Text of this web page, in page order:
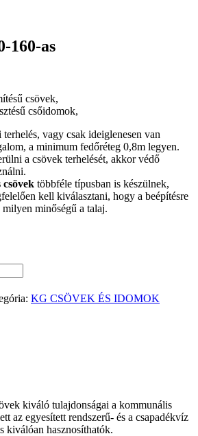
160-as
csövek,
csőidomok,
vagy csak ideiglenesen van
a minimum fedőréteg 0,8m legyen.
a csövek terhelését, akkor védő
többféle típusban is készülnek,
kell kiválasztani, hogy a beépítésre
minőségű a talaj.
KG CSÖVEK ÉS IDOMOK
kiváló tulajdonságai a kommunális
az egyesített rendszerű- és a csapadékvíz
kiválóan hasznosíthatók.